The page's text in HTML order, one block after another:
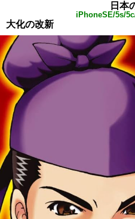
日本
iPhoneSE/5s/
大化の改新